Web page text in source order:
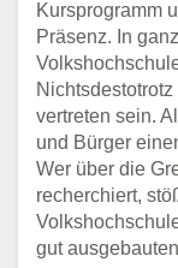
Kursprogramm
Präsenz. In
vertreten sein.
und Bürger
Wer über die
recherchiert,
gut